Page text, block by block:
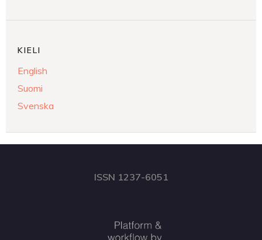
KIELI
English
Suomi
Svenska
ISSN 1237-6051